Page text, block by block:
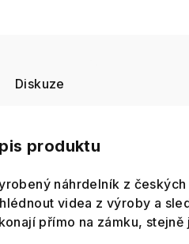
Diskuze
produktu
náhrdelník z
videa z výroby a
přímo na zámku,